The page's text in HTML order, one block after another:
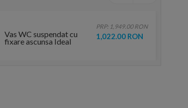
Vas WC suspendat cu
fixare ascunsa Ideal
PRP: 1,949.00 RON
1,022.00 RON